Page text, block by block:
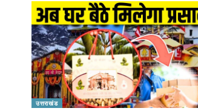
उत्तराखंड